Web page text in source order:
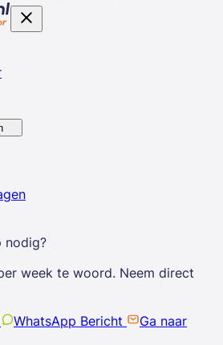
nodig?
week te woord. Neem direct
WhatsApp Bericht
Ga naar